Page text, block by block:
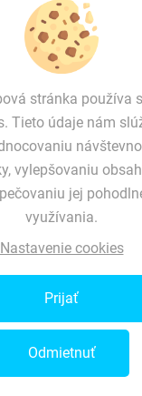
stránka používa
Tieto údaje nám
vylepšovaniu
jej
využívania.
Nastavenie cookies
Prijať
Odmietnuť